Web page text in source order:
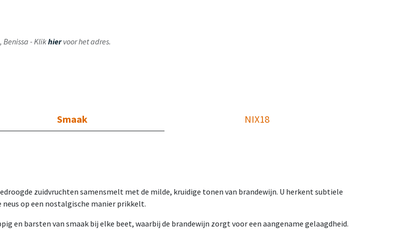
- Klikhiervoor het adres.
Smaak NIX18
zuidvruchten samensmelt met de milde, kruidige tonen van brandewijn. U herkent subtiele
op een nostalgische manier prikkelt.
en barsten van smaak bij elke beet, waarbij de brandewijn zorgt voor een aangename gelaagdheid.